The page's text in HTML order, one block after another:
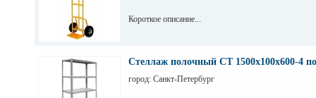
Короткое описание...
Стеллаж полочный СТ 1500х100х600-4
город: Санкт-Петербург